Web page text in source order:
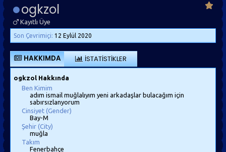
ogkzol
Kayıtlı Üye
Son Çevrimiçi: 12 Eylül 2020
HAKKIMDA İSTATISTIKLER
ogkzol Hakkında
Ben Kimim
adım ismail muğlalıyım yeni arkadaşlar bulacağım için
sabırsızlanyorum
Cinsiyet (Gender)
Bay-M
Şehir (City)
muğla
Takım
Fenerbahçe